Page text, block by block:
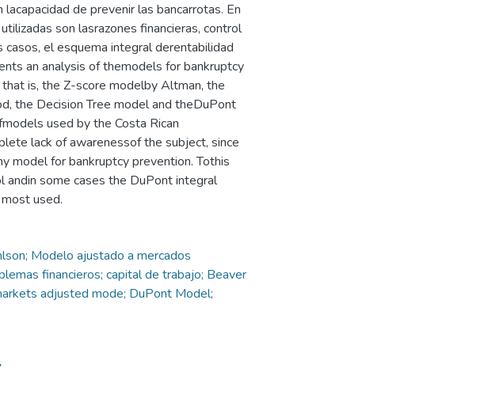
de prevenir las bancarrotas. En
son lasrazones financieras, control
el esquema integral derentabilidad
an analysis of themodels for bankruptcy
is, the Z-score modelby Altman, the
the Decision Tree model and theDuPont
used by the Costa Rican
lack of awarenessof the subject, since
model for bankruptcy prevention. Tothis
andin some cases the DuPont integral
used.
Modelo ajustado a mercados
financieros; capital de trabajo; Beaver
adjusted mode; DuPont Model;